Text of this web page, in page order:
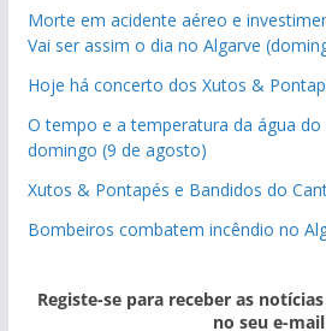
Morte em acidente aéreo e
Vai ser assim o dia no Algarve
Hoje há concerto dos Xutos &
O tempo e a temperatura da água
domingo (9 de agosto)
Xutos & Pontapés e Bandidos do
Bombeiros combatem incêndio no
Registe-se para receber as
no seu e-mail